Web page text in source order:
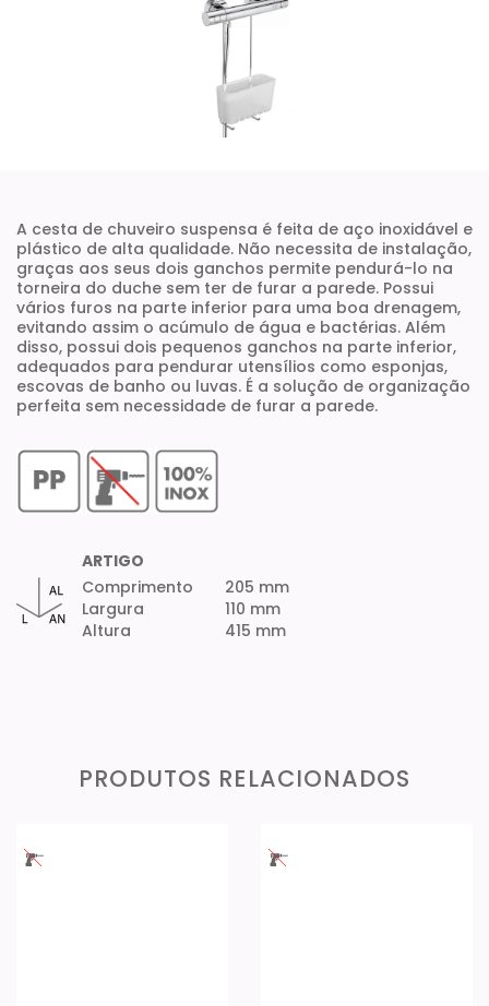
A cesta de chuveiro suspensa é feita de aço inoxidável e
plástico de alta qualidade. Não necessita de instalação,
graças aos seus dois ganchos permite pendurá-lo na
torneira do duche sem ter de furar a parede. Possui
vários furos na parte inferior para uma boa drenagem,
evitando assim o acúmulo de água e bactérias. Além
disso, possui dois pequenos ganchos na parte inferior,
adequados para pendurar utensílios como esponjas,
escovas de banho ou luvas. É a solução de organização
perfeita sem necessidade de furar a parede.
ARTIGO
Comprimento
Largura
Altura
205 mm
110 mm
415 mm
PRODUTOS RELACIONADOS